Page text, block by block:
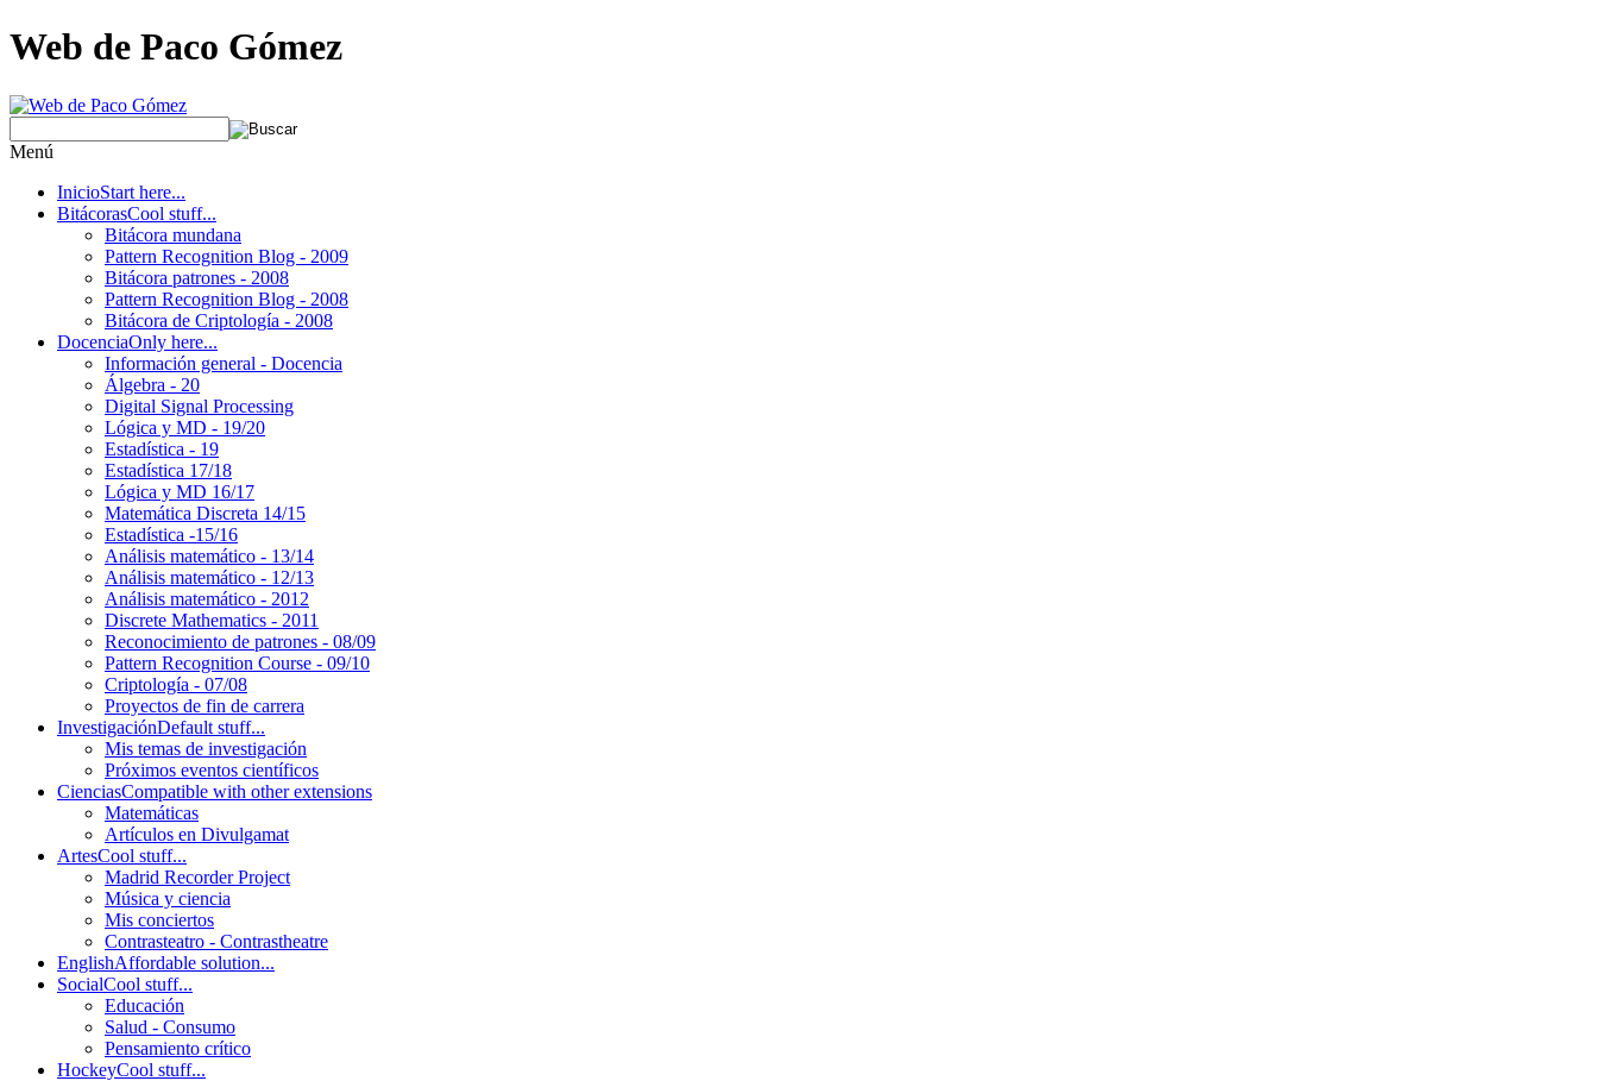
Web de Paco Gómez
Menú
InicioStart here...
BitácorasCool stuff...
Bitácora mundana
Pattern Recognition Blog - 2009
Bitácora patrones - 2008
Pattern Recognition Blog - 2008
Bitácora de Criptología - 2008
DocenciaOnly here...
Información general - Docencia
Álgebra - 20
Digital Signal Processing
Lógica y MD - 19/20
Estadística - 19
Estadística 17/18
Lógica y MD 16/17
Matemática Discreta 14/15
Estadística -15/16
Análisis matemático - 13/14
Análisis matemático - 12/13
Análisis matemático - 2012
Discrete Mathematics - 2011
Reconocimiento de patrones - 08/09
Pattern Recognition Course - 09/10
Criptología - 07/08
Proyectos de fin de carrera
InvestigaciónDefault stuff...
Mis temas de investigación
Próximos eventos científicos
CienciasCompatible with other extensions
Matemáticas
Artículos en Divulgamat
ArtesCool stuff...
Madrid Recorder Project
Música y ciencia
Mis conciertos
Contrasteatro - Contrastheatre
EnglishAffordable solution...
SocialCool stuff...
Educación
Salud - Consumo
Pensamiento crítico
HockeyCool stuff...